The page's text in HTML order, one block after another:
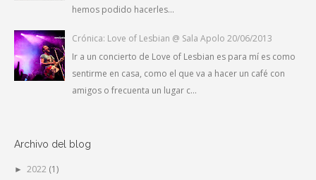
hemos podido hacerles...
Crónica: Love of Lesbian @ Sala Apolo 20/06/2013
Ir a un concierto de Love of Lesbian es para mí es como
sentirme en casa, como el que va a hacer un café con
amigos o frecuenta un lugar c...
Archivo del blog
► 2022 (1)